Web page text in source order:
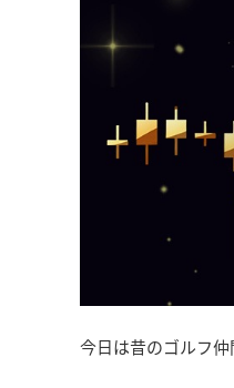
今日は昔のゴルフ仲